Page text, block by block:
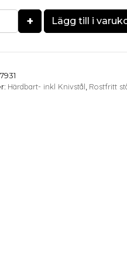
+ Lägg till i
Härdbart- inkl Knivstål, Rostfritt